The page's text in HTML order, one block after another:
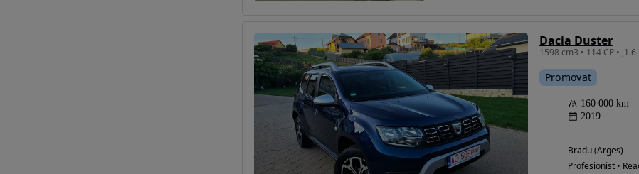
Dacia Duster
Promovat
160 000 km
2019
Bradu (Arges)
Profesionist •